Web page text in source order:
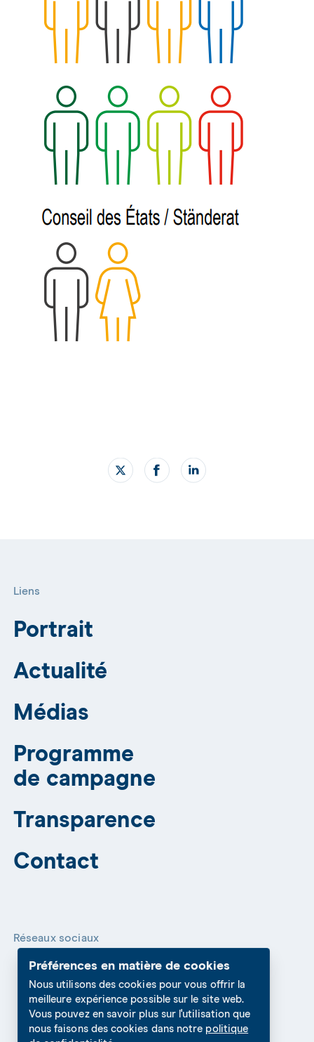
Préférences en matière de cookies
Nous utilisons des cookies pour vous offrir la
meilleure expérience possible sur le site web.
Vous pouvez en savoir plus sur l'utilisation que
nous faisons des cookies dans notre politique
Liens
Portrait
Actualité
Médias
Programme
de campagne
Transparence
Contact
Réseaux sociaux